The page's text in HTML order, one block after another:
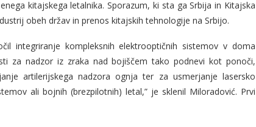
kitajskega letalnika. Sporazum, ki sta ga Srbija in Kitajska
obeh držav in prenos kitajskih tehnologije na Srbijo.
integriranje kompleksnih elektrooptičnih sistemov v doma
za nadzor iz zraka nad bojiščem tako podnevi kot ponoči,
artilerijskega nadzora ognja ter za usmerjanje lasersko
ali bojnih (brezpilotnih) letal,” je sklenil Miloradović. Prvi